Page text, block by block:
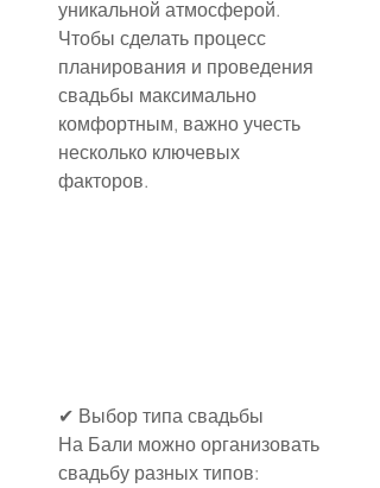
уникальной атмосферой.
Чтобы сделать процесс
планирования и проведения
свадьбы максимально
комфортным, важно учесть
несколько ключевых
факторов.
✔ Выбор типа свадьбы
На Бали можно организовать
свадьбу разных типов: